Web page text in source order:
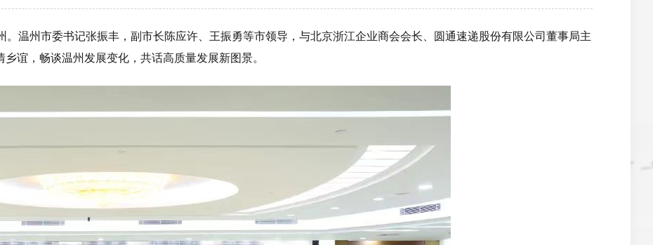
温州市委书记张振丰，副市长陈应许、王振勇等市领导，与北京浙江企业商会会长、圆通速递股份有限公司董事局主
谊，畅谈温州发展变化，共话高质量发展新图景。